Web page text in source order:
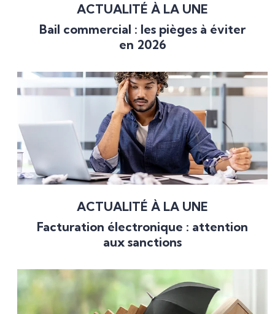
ACTUALITÉ À LA UNE
Bail commercial : les pièges à éviter
en 2026
ACTUALITÉ À LA UNE
Facturation électronique : attention
aux sanctions